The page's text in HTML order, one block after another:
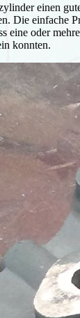
einen
Die einfache
eine oder
konnten.